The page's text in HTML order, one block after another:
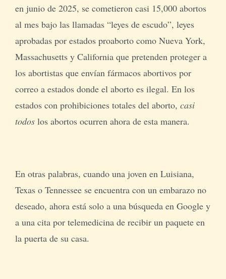
en junio de 2025, se cometieron casi 15,000 abortos
al mes bajo las llamadas “leyes de escudo”, leyes
aprobadas por estados proaborto como Nueva York,
Massachusetts y California que pretenden proteger a
los abortistas que envían fármacos abortivos por
correo a estados donde el aborto es ilegal. En los
estados con prohibiciones totales del aborto, casi
todoslos abortos ocurren ahora de esta manera.
En otras palabras, cuando una joven en Luisiana,
Texas o Tennessee se encuentra con un embarazo no
deseado, ahora está solo a una búsqueda en Google y
a una cita por telemedicina de recibir un paquete en
la puerta de su casa.